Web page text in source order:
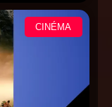
CINÉMA